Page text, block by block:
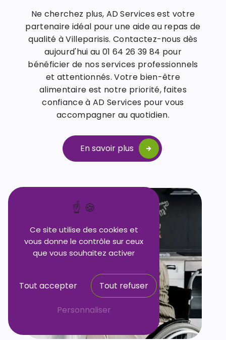
Ne cherchez plus, AD Services est votre
partenaire idéal pour une aide au repas de
qualité à Villeparisis. Contactez-nous dès
aujourd'hui au 01 64 26 39 84 pour
bénéficier de nos services professionnels
et attentionnés. Votre bien-être
alimentaire est notre priorité, faites
confiance à AD Services pour vous
accompagner au quotidien.
En savoir plus
Ce site utilise des cookies et
vous donne le contrôle sur ceux
que vous souhaitez activer
Tout accepter Tout refuser
Personnaliser